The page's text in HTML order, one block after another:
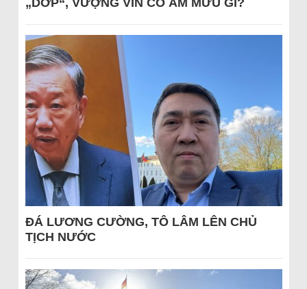
ĐÁ LƯƠNG CƯỜNG, TÔ LÂM LÊN CHỦ
TỊCH NƯỚC